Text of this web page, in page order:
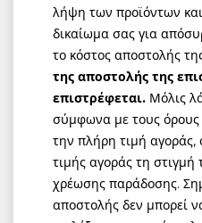
λήψη των προϊόντων
δικαίωμα σας για
το κόστος αποστολής
της αποστολής της
επιστρέφεται. Μόλις
σύμφωνα με τους
την πλήρη τιμή
τιμής αγοράς τη στιγμή
χρέωσης παράδοσης.
αποστολής δεν μπορεί